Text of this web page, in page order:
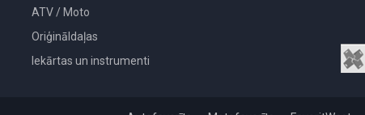
ATV / Moto
Oriģināldaļas
Iekārtas un instrumenti